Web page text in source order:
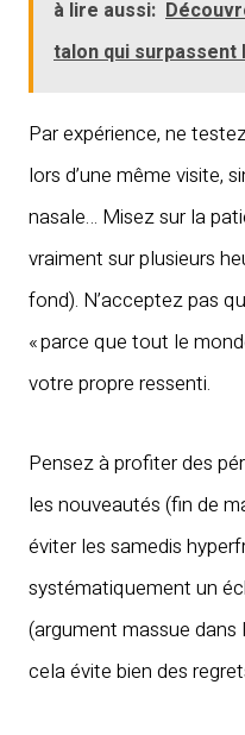
à lire aussi:
talon qui
Par expérience, ne
lors d’une même visite,
nasale… Misez sur la
vraiment sur plusieurs
fond). N’acceptez pas
« parce que tout le
votre propre ressenti.
Pensez à profiter des
les nouveautés (fin de
éviter les samedis
systématiquement un
(argument massue dans
cela évite bien des